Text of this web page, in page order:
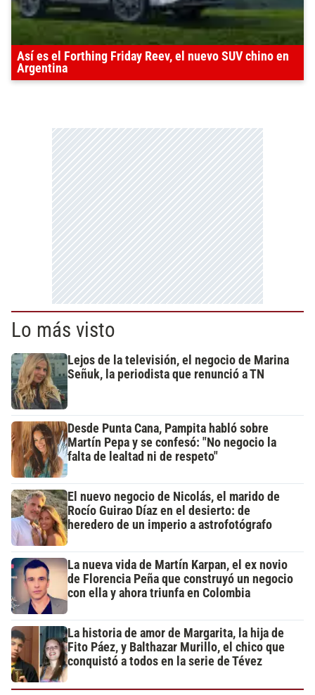
Así es el Forthing Friday Reev, el nuevo SUV chino en
Argentina
Lo más visto
Lejos de la televisión, el negocio de Marina
Señuk, la periodista que renunció a TN
Desde Punta Cana, Pampita habló sobre
Martín Pepa y se confesó: "No negocio la
falta de lealtad ni de respeto"
El nuevo negocio de Nicolás, el marido de
Rocío Guirao Díaz en el desierto: de
heredero de un imperio a astrofotógrafo
La nueva vida de Martín Karpan, el ex novio
de Florencia Peña que construyó un negocio
con ella y ahora triunfa en Colombia
La historia de amor de Margarita, la hija de
Fito Páez, y Balthazar Murillo, el chico que
conquistó a todos en la serie de Tévez